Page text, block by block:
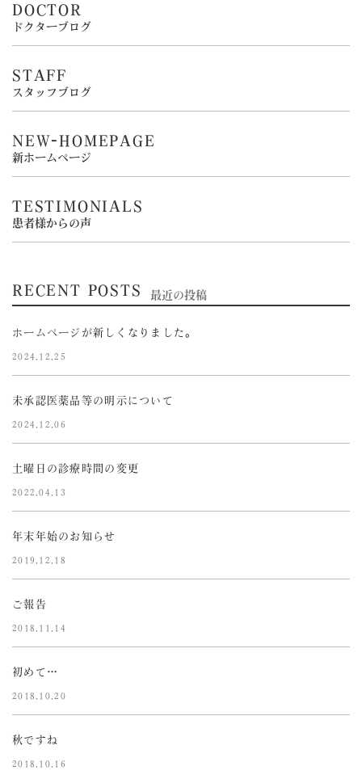
DOCTOR
ドクターブログ
STAFF
スタッフブログ
NEW-HOMEPAGE
新ホームページ
TESTIMONIALS
患者様からの声
RECENT POSTS 最近の投稿
ホームページが新しくなりました。
2024.12.25
未承認医薬品等の明示について
2024.12.06
土曜日の診療時間の変更
2022.04.13
年末年始のお知らせ
2019.12.18
ご報告
2018.11.14
初めて…
2018.10.20
秋ですね
2018.10.16